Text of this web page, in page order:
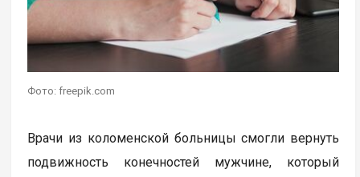
Фото: freepik.com
Врачи из коломенской больницы смогли вернуть
подвижность конечностей мужчине, который